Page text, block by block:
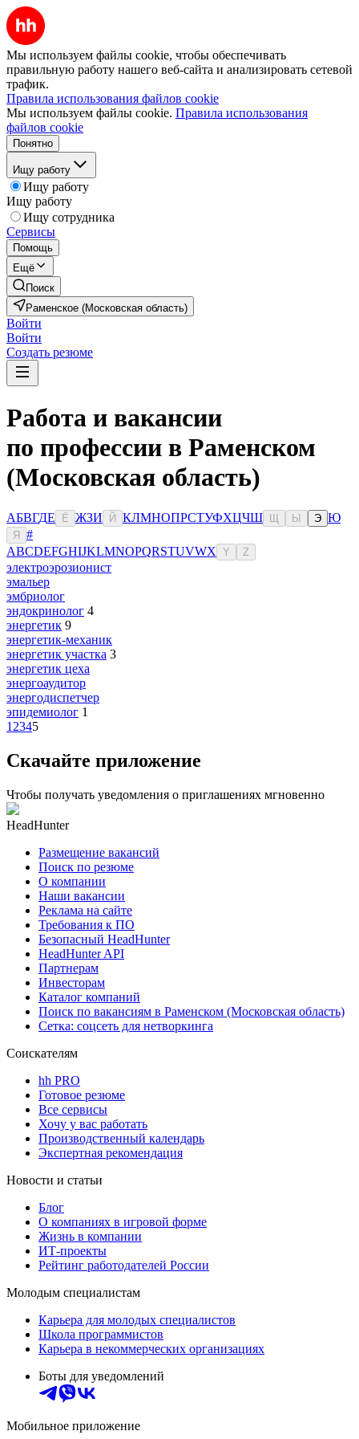
Мы используем файлы cookie, чтобы обеспечивать
правильную работу нашего веб-сайта и анализировать сетевой
трафик.
Правила использования файлов cookie
Мы используем файлы cookie. Правила использования
файлов cookie
Понятно
Ищу работу
Ищу работу
Ищу работу
Ищу сотрудника
Сервисы
Помощь
Ещё
Поиск
Раменское (Московская область)
Войти
Войти
Создать резюме
Работа и вакансии
по профессии в Раменском
(Московская область)
АБВГДЕ Ё ЖЗИ Й КЛМНОПРСТУФХЦЧШ Ы Э Ю
Я
#
ABCDEFGHIJKLMNOPQRSTUVWX Y Z
электроэрозионист
эмальер
эмбриолог
эндокринолог 4
энергетик 9
энергетик-механик
энергетик участка 3
энергетик цеха
энергоаудитор
энергодиспетчер
эпидемиолог 1
1 2345
Скачайте приложение
Чтобы получать уведомления о приглашениях мгновенно
HeadHunter
Размещение вакансий
Поиск по резюме
О компании
Наши вакансии
Реклама на сайте
Требования к ПО
Безопасный HeadHunter
HeadHunter API
Партнерам
Инвесторам
Каталог компаний
Поиск по вакансиям в Раменском (Московская область)
Сетка: соцсеть для нетворкинга
Соискателям
hh PRO
Готовое резюме
Все сервисы
Хочу у вас работать
Производственный календарь
Экспертная рекомендация
Новости и статьи
Блог
О компаниях в игровой форме
Жизнь в компании
ИТ-проекты
Рейтинг работодателей России
Молодым специалистам
Карьера для молодых специалистов
Школа программистов
Карьера в некоммерческих организациях
Боты для уведомлений
Мобильное приложение